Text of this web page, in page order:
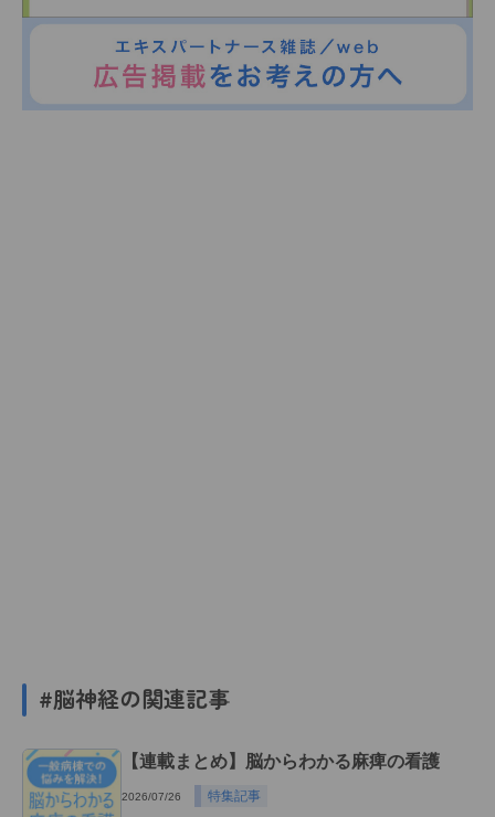
#脳神経の関連記事
【連載まとめ】脳からわかる麻痺の看護
2026/07/26 特集記事